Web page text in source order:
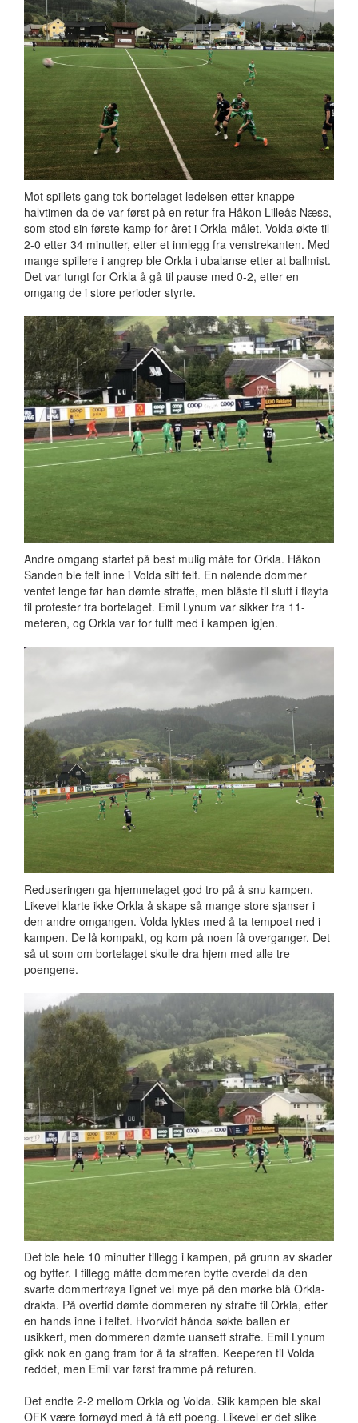
Mot spillets gang tok bortelaget ledelsen etter knappe
halvtimen da de var først på en retur fra Håkon Lilleås Næss,
som stod sin første kamp for året i Orkla-målet. Volda økte til
2-0 etter 34 minutter, etter et innlegg fra venstrekanten. Med
mange spillere i angrep ble Orkla i ubalanse etter at ballmist.
Det var tungt for Orkla å gå til pause med 0-2, etter en
omgang de i store perioder styrte.
Andre omgang startet på best mulig måte for Orkla. Håkon
Sanden ble felt inne i Volda sitt felt. En nølende dommer
ventet lenge før han dømte straffe, men blåste til slutt i fløyta
til protester fra bortelaget. Emil Lynum var sikker fra 11-
meteren, og Orkla var for fullt med i kampen igjen.
Reduseringen ga hjemmelaget god tro på å snu kampen.
Likevel klarte ikke Orkla å skape så mange store sjanser i
den andre omgangen. Volda lyktes med å ta tempoet ned i
kampen. De lå kompakt, og kom på noen få overganger. Det
så ut som om bortelaget skulle dra hjem med alle tre
poengene.
Det ble hele 10 minutter tillegg i kampen, på grunn av skader
og bytter. I tillegg måtte dommeren bytte overdel da den
svarte dommertrøya lignet vel mye på den mørke blå Orkla-
drakta. På overtid dømte dommeren ny straffe til Orkla, etter
en hands inne i feltet. Hvorvidt hånda søkte ballen er
usikkert, men dommeren dømte uansett straffe. Emil Lynum
gikk nok en gang fram for å ta straffen. Keeperen til Volda
reddet, men Emil var først framme på returen.
Det endte 2-2 mellom Orkla og Volda. Slik kampen ble skal
OFK være fornøyd med å få ett poeng. Likevel er det slike